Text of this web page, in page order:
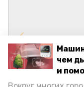
чем
и